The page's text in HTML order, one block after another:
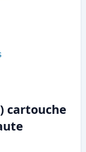
cartouche